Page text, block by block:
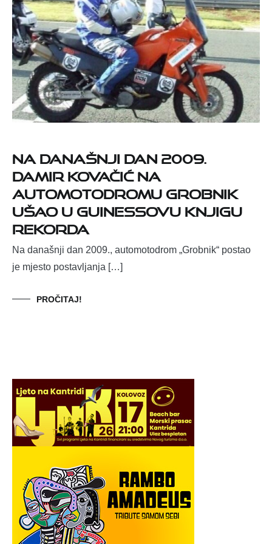
Na današnji dan 2009.
Damir Kovačić na
automotodromu Grobnik
ušao u Guinessovu knjigu
rekorda
Na današnji dan 2009., automotodrom „Grobnik“ postao
je mjesto postavljanja […]
PROČITAJ!